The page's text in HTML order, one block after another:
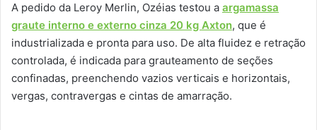
A pedido da Leroy Merlin, Ozéias testou a argamassa
graute interno e externo cinza 20 kg Axton, que é
industrializada e pronta para uso. De alta fluidez e retração
controlada, é indicada para grauteamento de seções
confinadas, preenchendo vazios verticais e horizontais,
vergas, contravergas e cintas de amarração.